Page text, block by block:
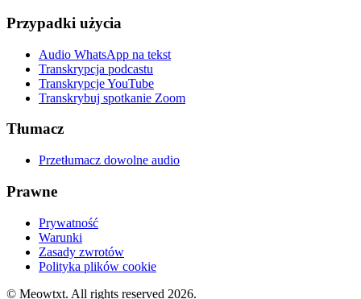
Przypadki użycia
Audio WhatsApp na tekst
Transkrypcja podcastu
Transkrypcje YouTube
Transkrybuj spotkanie Zoom
Tłumacz
Przetłumacz dowolne audio
Prawne
Prywatność
Warunki
Zasady zwrotów
Polityka plików cookie
© Meowtxt. All rights reserved 2026.